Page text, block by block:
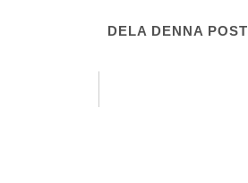
DELA DENNA POST